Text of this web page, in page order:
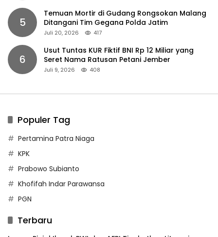
5
Temuan Mortir di Gudang Rongsokan Malang
Ditangani Tim Gegana Polda Jatim
Juli 20, 2026 417
6
Usut Tuntas KUR Fiktif BNI Rp 12 Miliar yang
Seret Nama Ratusan Petani Jember
Juli 9, 2026 408
Populer Tag
Pertamina Patra Niaga
KPK
Prabowo Subianto
Khofifah Indar Parawansa
PGN
Terbaru